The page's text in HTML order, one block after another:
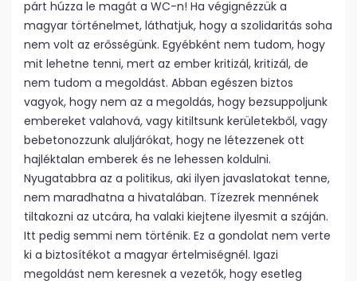
párt húzza le magát a WC-n! Ha végignézzük a
magyar történelmet, láthatjuk, hogy a szolidaritás soha
nem volt az erősségünk. Egyébként nem tudom, hogy
mit lehetne tenni, mert az ember kritizál, kritizál, de
nem tudom a megoldást. Abban egészen biztos
vagyok, hogy nem az a megoldás, hogy bezsuppoljunk
embereket valahová, vagy kitiltsunk kerületekből, vagy
bebetonozzunk aluljárókat, hogy ne létezzenek ott
hajléktalan emberek és ne lehessen koldulni.
Nyugatabbra az a politikus, aki ilyen javaslatokat tenne,
nem maradhatna a hivatalában. Tízezrek mennének
tiltakozni az utcára, ha valaki kiejtene ilyesmit a száján.
Itt pedig semmi nem történik. Ez a gondolat nem verte
ki a biztosítékot a magyar értelmiségnél. Igazi
megoldást nem keresnek a vezetők, hogy esetleg